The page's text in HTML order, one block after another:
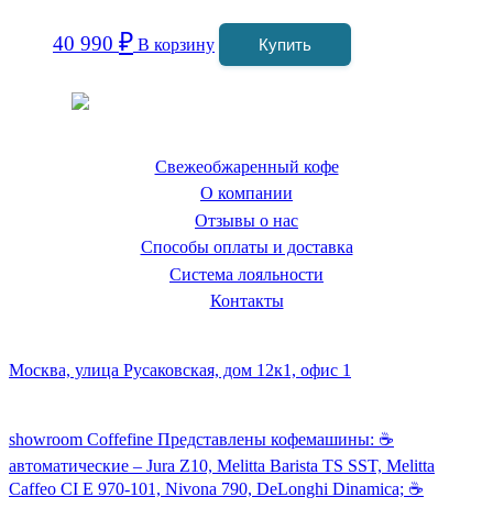
40 990 ₽ В корзину Купить
Свежеобжаренный кофе
О компании
Отзывы о нас
Способы оплаты и доставка
Система лояльности
Контакты
Москва, улица Русаковская, дом 12к1, офис 1
showroom Coffefine Представлены кофемашины: ☕️
автоматические – Jura Z10, Melitta Barista TS SST, Melitta
Caffeo CI Е 970-101, Nivona 790, DeLonghi Dinamica; ☕️